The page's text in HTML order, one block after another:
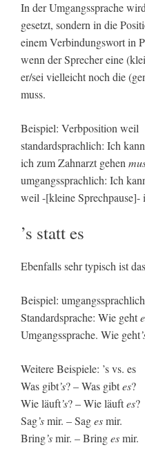
In der Umgangssprache
gesetzt, sondern in die
einem Verbindungswort in
wenn der Sprecher eine
er/sei vielleicht noch die
muss.
Beispiel: Verbposition weil
standardsprachlich: Ich
ich zum Zahnarzt gehen
umgangssprachlich: Ich
weil -[kleine Sprechpause]-
’s statt es
Ebenfalls sehr typisch ist
Beispiel:
Standardsprache: Wie geht
Umgangssprache. Wie geht
Weitere Beispiele: ’s vs. es
Was gibt’s? – Was gibtes?
Wie läuft’s? – Wie läuftes?
Sag’smir. – Sagesmir.
Bring’smir. – Bringesmir.